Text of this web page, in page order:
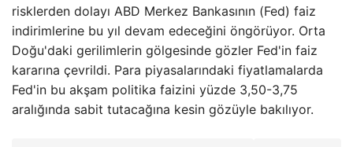
risklerden dolayı ABD Merkez Bankasının (Fed) faiz
indirimlerine bu yıl devam edeceğini öngörüyor. Orta
Doğu'daki gerilimlerin gölgesinde gözler Fed'in faiz
kararına çevrildi. Para piyasalarındaki fiyatlamalarda
Fed'in bu akşam politika faizini yüzde 3,50-3,75
aralığında sabit tutacağına kesin gözüyle bakılıyor.